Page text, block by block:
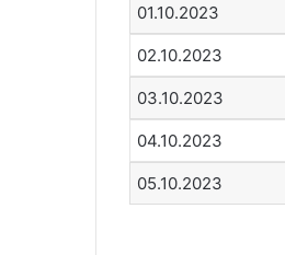
01.10.2023
02.10.2023
03.10.2023
04.10.2023
05.10.2023